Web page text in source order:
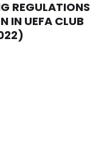
REGULATIONS
IN UEFA CLUB